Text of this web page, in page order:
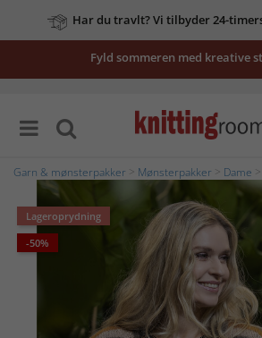
Har du travlt? Vi tilbyder 24-
Fyld sommeren med kreative
Garn & mønsterpakker Mønsterpakker Dame
Lageroprydning
-50%